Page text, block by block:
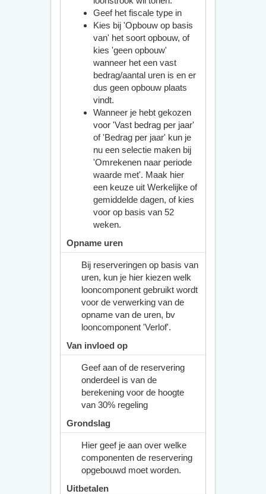
Geef het fiscale type in
Kies bij 'Opbouw op basis
van' het soort opbouw, of
kies 'geen opbouw'
wanneer het een vast
bedrag/aantal uren is en er
dus geen opbouw plaats
vindt.
Wanneer je hebt gekozen
voor 'Vast bedrag per jaar'
of 'Bedrag per jaar' kun je
nu een selectie maken bij
'Omrekenen naar periode
waarde met'. Maak hier
een keuze uit Werkelijke of
gemiddelde dagen, of kies
voor op basis van 52
weken.
Opname uren
Bij reserveringen op basis van
uren, kun je hier kiezen welk
looncomponent gebruikt wordt
voor de verwerking van de
opname van de uren, bv
looncomponent 'Verlof'.
Van invloed op
Geef aan of de reservering
onderdeel is van de
berekening voor de hoogte
van 30% regeling
Grondslag
Hier geef je aan over welke
componenten de reservering
opgebouwd moet worden.
Uitbetalen